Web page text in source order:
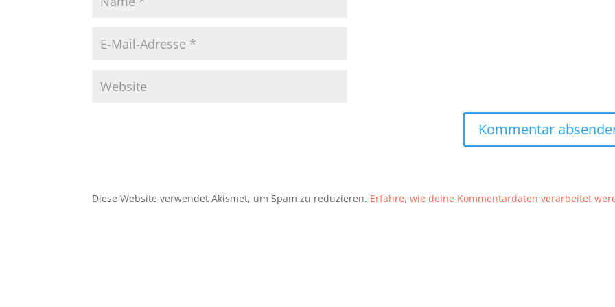
Diese Website verwendet Akismet, um Spam zu reduzieren. Erfahre, wie deine Kommentardaten verarbeitet